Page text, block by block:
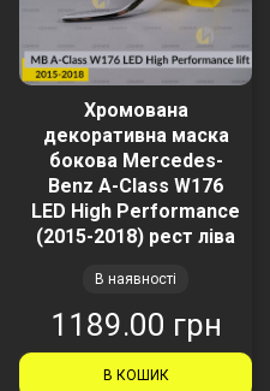
Хромована
декоративна маска
бокова Mercedes-
Benz A-Class W176
LED High Performance
(2015-2018) рест ліва
В наявності
1189.00 грн
В КОШИК